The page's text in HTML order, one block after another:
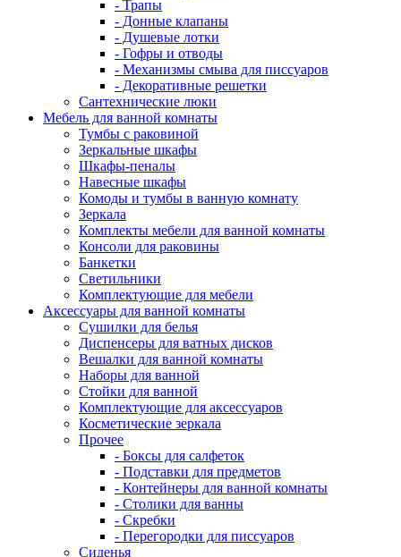
- Трапы
- Донные клапаны
- Душевые лотки
- Гофры и отводы
- Механизмы смыва для писсуаров
- Декоративные решетки
Сантехнические люки
Мебель для ванной комнаты
Тумбы с раковиной
Зеркальные шкафы
Шкафы-пеналы
Навесные шкафы
Комоды и тумбы в ванную комнату
Зеркала
Комплекты мебели для ванной комнаты
Консоли для раковины
Банкетки
Светильники
Комплектующие для мебели
Аксессуары для ванной комнаты
Сушилки для белья
Диспенсеры для ватных дисков
Вешалки для ванной комнаты
Наборы для ванной
Стойки для ванной
Комплектующие для аксессуаров
Косметические зеркала
Прочее
- Боксы для салфеток
- Подставки для предметов
- Контейнеры для ванной комнаты
- Столики для ванны
- Скребки
- Перегородки для писсуаров
Сиденья